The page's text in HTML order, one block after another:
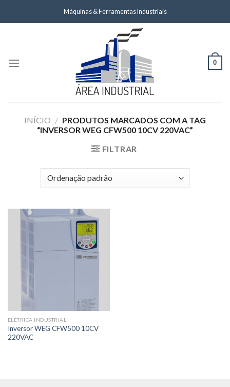
Máquinas & Ferramentas Industriais
0
INÍCIO / PRODUTOS MARCADOS COM A TAG
“INVERSOR WEG CFW500 10CV 220VAC”
FILTRAR
ELÉTRICA INDUSTRIAL
Inversor WEG CFW500 10CV
220VAC